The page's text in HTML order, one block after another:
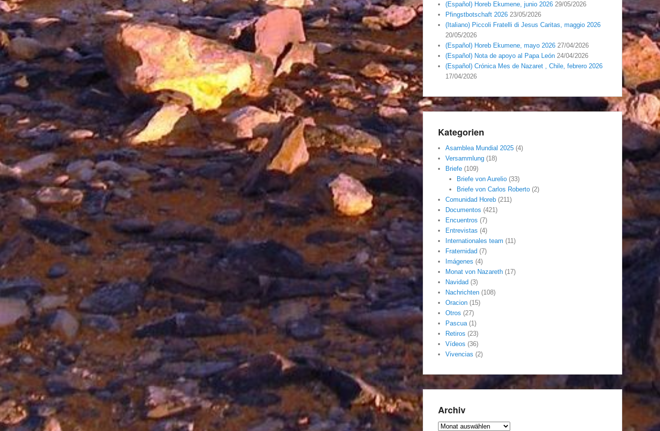
(Español) Horeb Ekumene, junio 2026 29/05/2026
Pfingstbotschaft 2026 23/05/2026
(Italiano) Piccoli Fratelli di Jesus Caritas, maggio 2026
20/05/2026
(Español) Horeb Ekumene, mayo 2026 27/04/2026
(Español) Nota de apoyo al Papa León 24/04/2026
(Español) Crónica Mes de Nazaret , Chile, febrero 2026
17/04/2026
Kategorien
Asamblea Mundial 2025 (4)
Versammlung (18)
Briefe (109)
Briefe von Aurelio(33)
Briefe von Carlos Roberto(2)
Comunidad Horeb (211)
Documentos (421)
Encuentros (7)
Entrevistas (4)
Internationales team (11)
Fraternidad (7)
Imágenes (4)
Monat von Nazareth (17)
Navidad (3)
Nachrichten (108)
Oracion (15)
Otros (27)
Pascua(1)
Retiros (23)
Vídeos (36)
Vivencias (2)
Archiv
Archiv